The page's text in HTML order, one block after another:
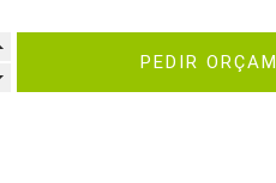
PEDIR